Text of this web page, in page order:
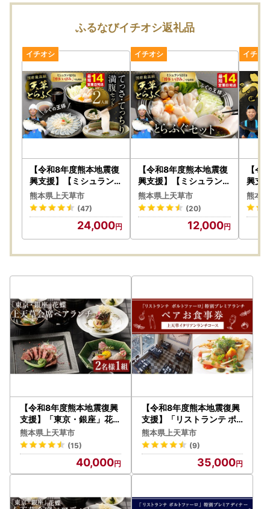
9879629480.html
寄附者の皆様にはご不便、ご迷惑をおかけし誠に申し訳ござ
いませんが、何卒ご理解賜りますようお願い申し上げます。
ふるなびイチオシ返礼品
【令和8年度熊本地震復
興支援】【ミシュラン星
付きのプロが愛用】【数
量限定】1日25セット限
定！ふぐの王様！とらふ
ぐ 国産最高級！天草と
らふぐてっさ・てっちり
熊本県上天草市
(47)
24,000
【令和8年度熊本地震復
興支援】【ミシュラン星
付きのプロが愛用】ふぐ
の王様！とらふぐ 国内
最高級！天草とらふぐセ
ット ふぐ鍋 フグ 河豚
熊本県上天草市
(20)
12,000
【令
興支
付き
0セ
の天
00g
熊本
【令和8年度熊本地震復興
支援】「東京・銀座」花蝶
特別ランチ「上天草会席ペ
アランチ」コースお食事券
(2名様1組)
熊本県上天草市
(15)
40,000
【令和8年度熊本地震復興
支援】「リストランテ ポ
ルトファーロ」 特別プレ
ミアランチ 「上天草イタ
リアンランチコース」 ペ
ア お食事券 (2名1組)
熊本県上天草市
(9)
35,000